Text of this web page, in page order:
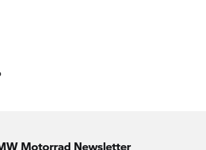
Motorrad Newsletter